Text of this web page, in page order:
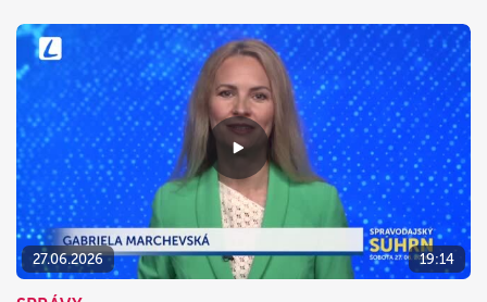
27.06.2026 19:14